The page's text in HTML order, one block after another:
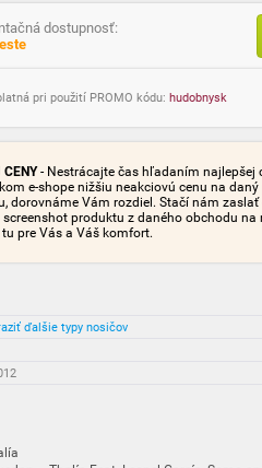
dostupnosť:
pri použití PROMO kódu: hudobnysk
- Nestrácajte čas hľadaním najlepšej
e-shope nižšiu neakciovú cenu na
dorovnáme Vám rozdiel. Stačí nám zaslať
produktu z daného obchodu na
tu pre Vás a Váš komfort.
ďalšie typy nosičov